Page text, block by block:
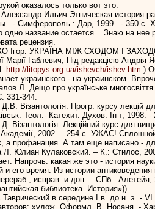
оказалось только вот это:
Ильич Этническая история
. - Симферополь : Дар, 1999 . - 350 с.
одно название остается... Знаю на
рецензия.
УКРАЇНА МІЖ СХОДОМ І ЗАХОДОМ
Марії Габлевич; Під редакцією Андрія
http://litopys.org.ua/ishevch/ishev.htm )
украинского - на украинском.
Л. Дещо про українське многосвіття
331-344.
Візантологія: Прогр. курсу лекцій
Теол.- Катехит. Духов. Ін-т,
Візантологія. Лекційний курс для
Академії, 2002. – 254 с. УЖАС!
а профанация. А там еще написано -
Л. Юлиан Кулаковский. – К.: Стилос,
Напрочь. какая же это - история
и его время: Из истории
исправ. и доп. – СПб.: Алетейя,
библиотека. История»)).
Таврический в середине I в. до н. э. - VI
худож. Оформл. В. Носаня. -